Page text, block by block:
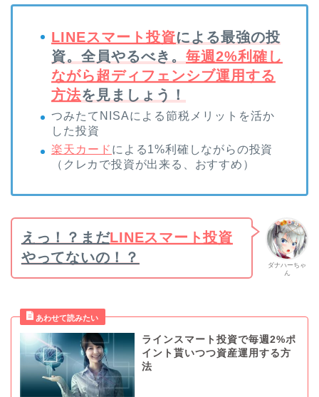
LINEスマート投資による最強の投
資。全員やるべき。 毎週2%利確し
ながら超ディフェンシブ運用する
方法を見ましょう！
つみたてNISAによる節税メリットを活か
した投資
楽天カード による1%利確しながらの投資
（クレカで投資が出来る、おすすめ）
ダナハーちゃ
ん
えっ！？まだLINEスマート投資
やってないの！？
ラインスマート投資で毎週2%ポ
イント貰いつつ資産運用する方
法